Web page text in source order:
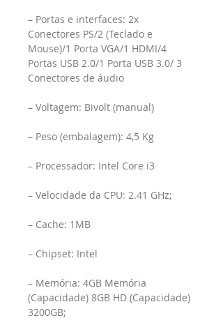
– Portas e interfaces: 2x
Conectores PS/2 (Teclado e
Mouse)/1 Porta VGA/1 HDMI/4
Portas USB 2.0/1 Porta USB 3.0/ 3
Conectores de áudio
– Voltagem: Bivolt (manual)
– Peso (embalagem): 4,5 Kg
– Processador: Intel Core i3
– Velocidade da CPU: 2.41 GHz;
– Cache: 1MB
– Chipset: Intel
– Memória: 4GB Memória
(Capacidade) 8GB HD (Capacidade)
3200GB;